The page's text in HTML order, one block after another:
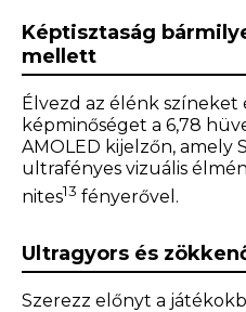
Képtisztaság
mellett
Élvezd az élénk színeket
képminőséget a 6,78
AMOLED kijelzőn, amely
ultrafényes vizuális
nites13 fényerővel.
Ultragyors és
Szerezz előnyt a